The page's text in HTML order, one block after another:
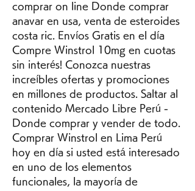
comprar on line Donde comprar
anavar en usa, venta de esteroides
costa ric. Envíos Gratis en el día
Compre Winstrol 10mg en cuotas
sin interés! Conozca nuestras
increíbles ofertas y promociones
en millones de productos. Saltar al
contenido Mercado Libre Perú -
Donde comprar y vender de todo.
Comprar Winstrol en Lima Perú
hoy en día si usted está interesado
en uno de los elementos
funcionales, la mayoría de